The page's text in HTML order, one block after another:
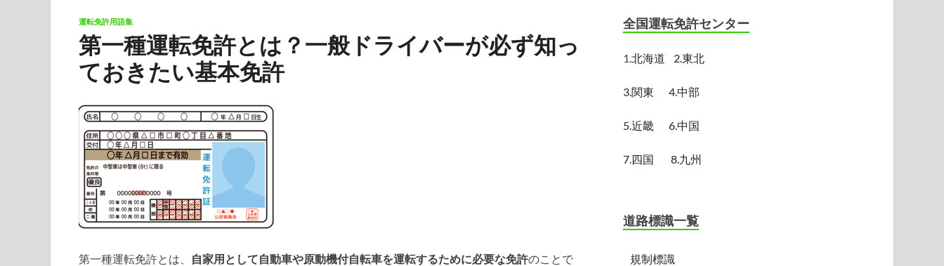
運転免許用語集
第一種運転免許とは？一般ドライバーが必ず知っ
ておきたい基本免許
第一種運転免許とは、 自家用として自動車や原動機付自転車を運転するために必要な免許のことで
全国運転免許センター
1.北海道 2.東北
3.関東 4.中部
5.近畿 6.中国
7.四国 8.九州
道路標識一覧
規制標識